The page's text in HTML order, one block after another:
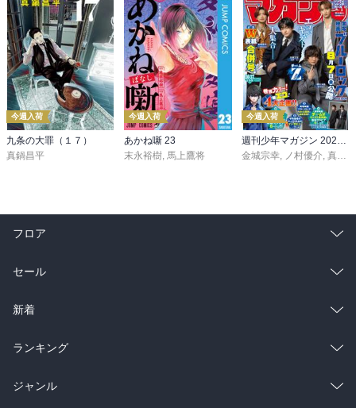
今週入荷
九条の大罪（１７）
真鍋昌平
今週入荷
あかね噺 23
末永裕樹, 馬上鷹将
今週入荷
週刊少年マガジン 2026年36・37号[2026年8月5日発売]
金城宗幸, ノ村優介, 真島ヒロ
フロア
総合
ラノベ
雑誌・グラビア
BL・TL
セール
総合
ラノベ
雑誌・グラビア
新着
総合
ラノベ
ランキング
総合
ジャンル